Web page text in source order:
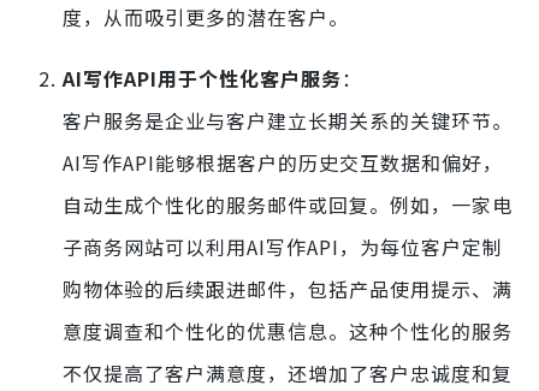
度，从而吸引更多的潜在客户。
AI写作API用于个性化客户服务：
客户服务是企业与客户建立长期关系的关键环节。
AI写作API能够根据客户的历史交互数据和偏好，
自动生成个性化的服务邮件或回复。例如，一家电
子商务网站可以利用AI写作API，为每位客户定制
购物体验的后续跟进邮件，包括产品使用提示、满
意度调查和个性化的优惠信息。这种个性化的服务
不仅提高了客户满意度，还增加了客户忠诚度和复